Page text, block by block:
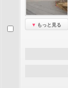
もっと見る